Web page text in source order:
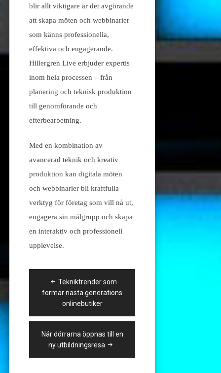
blir allt viktigare är det avgörande
att skapa möten och webbinarier
som känns professionella,
effektiva och engagerande.
Hillergren Live erbjuder expertis
inom hela processen – från
planering och teknisk produktion
till genomförande och
efterbearbetning.
Med en kombination av
avancerad teknik och kreativ
produktion kan digitala möten
och webbinarier bli kraftfulla
verktyg för företag som vill nå ut,
engagera sin målgrupp och skapa
en interaktiv och professionell
upplevelse.
Inläggsnavigering
Tekniktrender som
formar nästa generations
onlinebutiker
När dörrarna öppnas till en
ny utbildningsresa